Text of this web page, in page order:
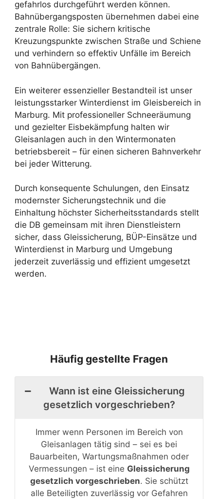
gefahrlos durchgeführt werden können.
Bahnübergangsposten übernehmen dabei eine
zentrale Rolle: Sie sichern kritische
Kreuzungspunkte zwischen Straße und Schiene
und verhindern so effektiv Unfälle im Bereich
von Bahnübergängen.
Ein weiterer essenzieller Bestandteil ist unser
leistungsstarker Winterdienst im Gleisbereich in
Marburg. Mit professioneller Schneeräumung
und gezielter Eisbekämpfung halten wir
Gleisanlagen auch in den Wintermonaten
betriebsbereit – für einen sicheren Bahnverkehr
bei jeder Witterung.
Durch konsequente Schulungen, den Einsatz
modernster Sicherungstechnik und die
Einhaltung höchster Sicherheitsstandards stellt
die DB gemeinsam mit ihren Dienstleistern
sicher, dass Gleissicherung, BÜP-Einsätze und
Winterdienst in Marburg und Umgebung
jederzeit zuverlässig und effizient umgesetzt
werden.
Häufig gestellte Fragen
Wann ist eine Gleissicherung
gesetzlich vorgeschrieben?
Immer wenn Personen im Bereich von
Gleisanlagen tätig sind – sei es bei
Bauarbeiten, Wartungsmaßnahmen oder
Vermessungen – ist eine Gleissicherung
gesetzlich vorgeschrieben. Sie schützt
alle Beteiligten zuverlässig vor Gefahren